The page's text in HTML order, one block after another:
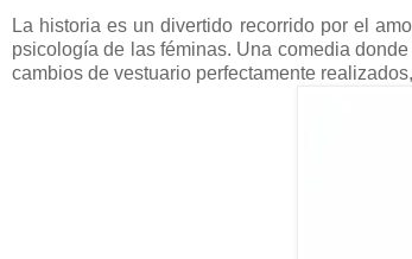
La historia es un divertido recorrido por el
psicología de las féminas. Una comedia
cambios de vestuario perfectamente